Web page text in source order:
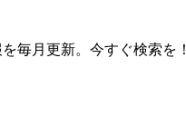
毎月更新。今すぐ検索を！